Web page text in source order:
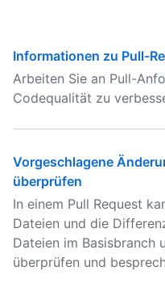
Informationen zu Pull-
Arbeiten Sie an Pull-
Codequalität zu
Vorgeschlagene
überprüfen
In einem Pull Request
Dateien und die
Dateien im Basisbranch
überprüfen und